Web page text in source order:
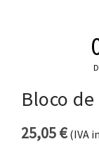
Bloco
25,05€(IVA